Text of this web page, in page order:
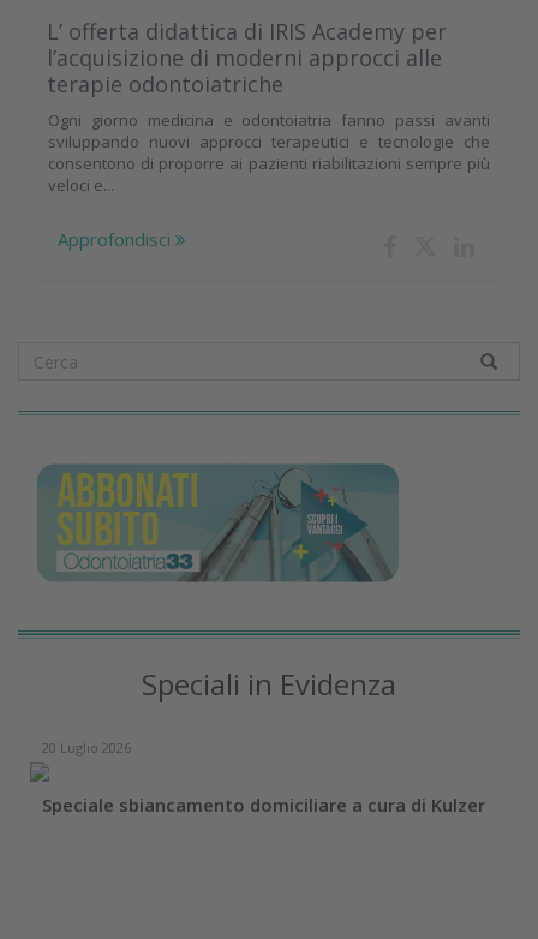
L’ offerta didattica di IRIS Academy per
l’acquisizione di moderni approcci alle
terapie odontoiatriche
Ogni giorno medicina e odontoiatria fanno passi avanti
sviluppando nuovi approcci terapeutici e tecnologie che
consentono di proporre ai pazienti riabilitazioni sempre più
veloci e...
Approfondisci
Speciali in Evidenza
20 Luglio 2026
Speciale sbiancamento domiciliare a cura di Kulzer